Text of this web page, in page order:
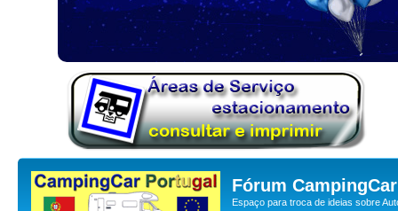
Fórum
Espaço para troca de ideias sobre